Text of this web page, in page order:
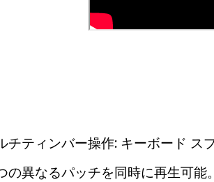
チティンバー操作: キーボード ス
の異なるパッチを同時に再生可